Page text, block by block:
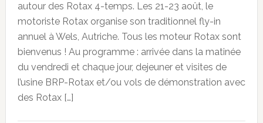
autour des Rotax 4-temps. Les 21-23 août, le
motoriste Rotax organise son traditionnel fly-in
annuel à Wels, Autriche. Tous les moteur Rotax sont
bienvenus ! Au programme : arrivée dans la matinée
du vendredi et chaque jour, dejeuner et visites de
l’usine BRP-Rotax et/ou vols de démonstration avec
des Rotax […]